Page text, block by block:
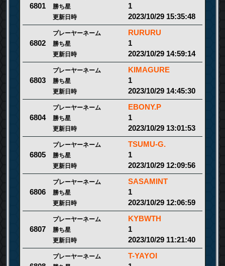
6801 勝ち星 1
更新日時 2023/10/29 15:35:48
6802
プレーヤーネーム RURURU
勝ち星 1
更新日時 2023/10/29 14:59:14
6803
プレーヤーネーム KIMAGURE
勝ち星 1
更新日時 2023/10/29 14:45:30
6804
プレーヤーネーム EBONY.P
勝ち星 1
更新日時 2023/10/29 13:01:53
6805
プレーヤーネーム TSUMU-G.
勝ち星 1
更新日時 2023/10/29 12:09:56
6806
プレーヤーネーム SASAMINT
勝ち星 1
更新日時 2023/10/29 12:06:59
6807
プレーヤーネーム KYBWTH
勝ち星 1
更新日時 2023/10/29 11:21:40
プレーヤーネーム T-YAYOI